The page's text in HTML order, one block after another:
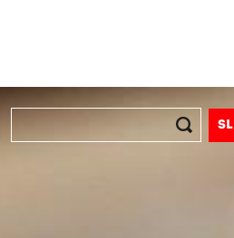
sl